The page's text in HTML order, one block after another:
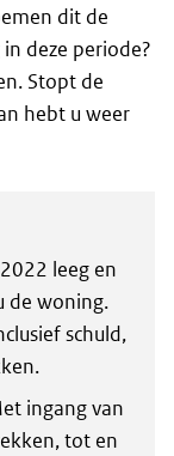
dit de
deze periode?
Stopt de
hebt u weer
leeg en
de woning.
schuld,
ingang van
tot en